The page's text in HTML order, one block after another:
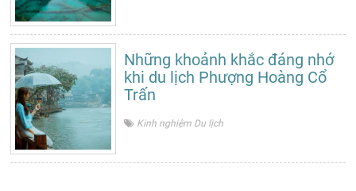
Những khoảnh khắc đáng nhớ
khi du lịch Phượng Hoàng Cổ
Trấn
Kinh nghiệm Du lịch